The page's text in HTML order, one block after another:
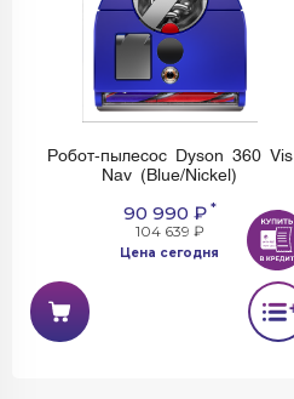
Робот-пылесос Dyson 360 Vis
Nav (Blue/Nickel)
90 990 ₽*
104 639 ₽
Цена сегодня